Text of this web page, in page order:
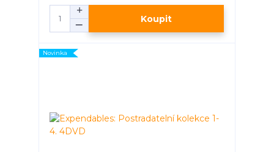
Koupit
Novinka